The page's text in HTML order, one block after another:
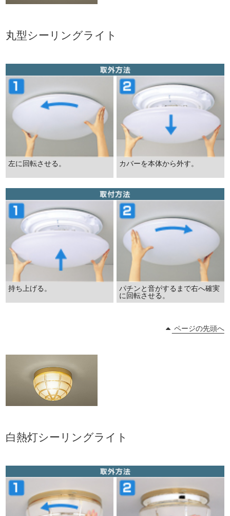
丸型シーリングライト
左に回転させる。 カバーを本体から外す。
持ち上げる。
パチンと音がするまで右へ確実
に回転させる。
ページの先頭へ
白熱灯シーリングライト